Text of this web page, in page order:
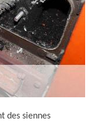
des siennes